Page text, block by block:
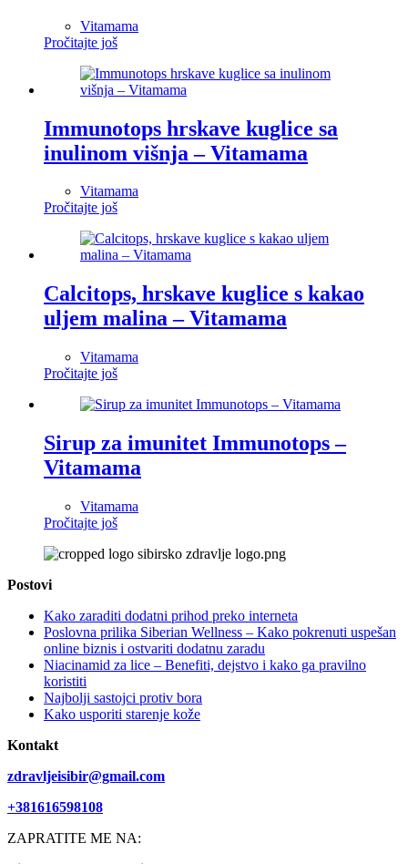
Vitamama
Pročitajte još
Immunotops hrskave kuglice sa
inulinom višnja – Vitamama
Vitamama
Pročitajte još
Calcitops, hrskave kuglice s kakao
uljem malina – Vitamama
Vitamama
Pročitajte još
Sirup za imunitet Immunotops –
Vitamama
Vitamama
Pročitajte još
Postovi
Kako zaraditi dodatni prihod preko interneta
Poslovna prilika Siberian Wellness – Kako pokrenuti uspešan
online biznis i ostvariti dodatnu zaradu
Niacinamid za lice – Benefiti, dejstvo i kako ga pravilno
koristiti
Najbolji sastojci protiv bora
Kako usporiti starenje kože
Kontakt
zdravljeisibir@gmail.com
+381616598108
ZAPRATITE ME NA: